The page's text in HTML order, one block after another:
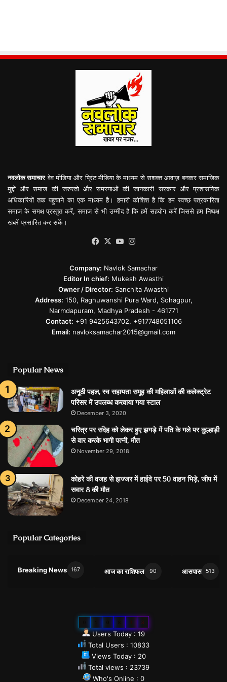
नवलोक समाचारवेव मीडिया और प्रिंट मीडिया के माध्यम से सशक्त आवाज़ बनकर समाजिक
मुद्दों और समाज की जरुरतो और समस्याओं की जानकारी सरकार और प्रशासनिक
अधिकारियों तक पहुचाने का एक माध्यम है। हमारी कोशिश है कि हम स्वच्छ पत्रकारिता
समाज के समक्ष प्रस्तुत करें, समाज से भी उम्मीद है कि हमें सहयोग करें जिससे हम निष्पक्ष
खबरें प्रसारित कर सकें।
Facebook
X YouTube
Company: Navlok Samachar
Editor In chief: Mukesh Awasthi
Owner / Director: Sanchita Awasthi
Address: 150, Raghuwanshi Pura Ward, Sohagpur,
Narmdapuram, Madhya Pradesh - 461771
Contact: +91 9425643702, +917748051106
Email: navloksamachar2015@gmail.com
Popular News
अनूठी पहल, स्व सहायता समूह की महिलाओं की कलेक्ट्रेट
परिसर में उपलब्ध करवाया गया स्टाल
December 3, 2020
चरित्र पर संदेह को लेकर हुए झगड़े में पति के गले पर कुल्हाड़ी
से वार करके भागी पत्नी, मौत
November 29, 2018
कोहरे की वजह से झज्जर में हाईवे पर 50 वाहन भिड़े, जीप में
सवार 8 की मौत
December 24, 2018
Popular Categories
Breaking News 167 आज का राशिफल 90 आसपास 513
3 3
Users Today : 19
Total Users : 10833
Views Today : 20
Total views : 23739
Who's Online : 0